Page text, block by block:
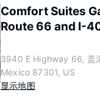
Comfort Suites
Route 66 and I-
3940 E Highway 66, 盖
Mexico 87301, US
显示地图